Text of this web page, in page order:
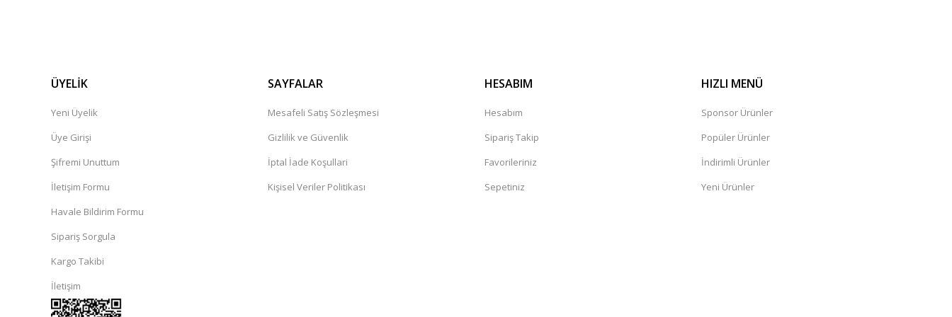
ÜYELİK
Yeni Üyelik
Üye Girişi
Şifremi Unuttum
İletişim Formu
Havale Bildirim Formu
Sipariş Sorgula
Kargo Takibi
İletişim
SAYFALAR
Mesafeli Satış Sözleşmesi
Gizlilik ve Güvenlik
İptal İade Koşullari
Kişisel Veriler Politikası
HESABIM
Hesabım
Sipariş Takip
Favorileriniz
Sepetiniz
HIZLI MENÜ
Sponsor Ürünler
Popüler Ürünler
İndirimli Ürünler
Yeni Ürünler